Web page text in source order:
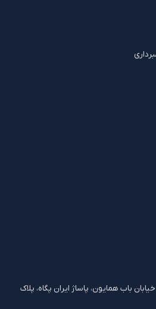
باب همایون، پاساژ ایران پگاه، پلاک